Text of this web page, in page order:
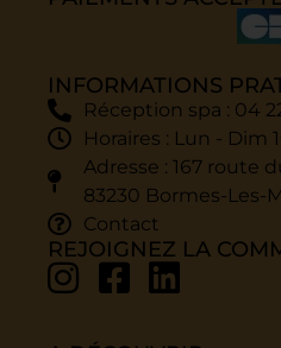
INFORMATIONS
Réception spa : 04
Horaires : Lun - Dim
Adresse : 167 route
83230 Bormes-Les-
Contact
REJOIGNEZ LA